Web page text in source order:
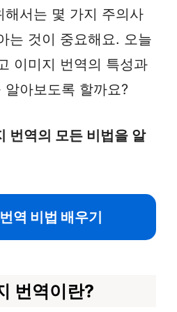
해서는 몇 가지 주의사
는 것이 중요해요. 오늘
이미지 번역의 특성과
아보도록 할까요?
번역의 모든 비법을 알
역 비법 배우기
번역이란?